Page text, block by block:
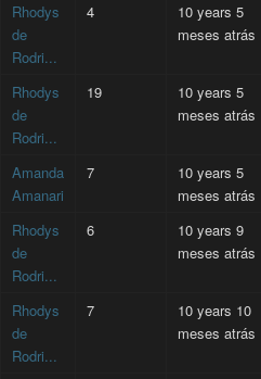
Rhodys
de
Rodri...
4
10 years 5
meses atrás
Rhodys
de
Rodri...
19
10 years 5
meses atrás
Amanda
Amanari
7
10 years 5
meses atrás
Rhodys
de
Rodri...
6
10 years 9
meses atrás
Rhodys
de
Rodri...
7
10 years 10
meses atrás